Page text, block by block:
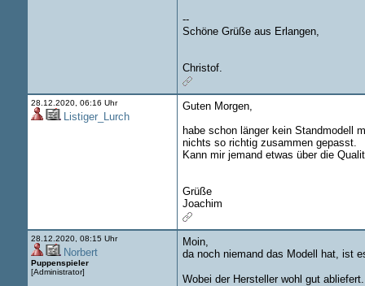
--
Schöne Grüße aus Erlangen,
Christof.
28.12.2020, 06:16 Uhr
Listiger_Lurch
Guten Morgen,
habe schon länger kein Standmodell
nichts so richtig zusammen gepasst.
Kann mir jemand etwas über die
Grüße
Joachim
28.12.2020, 08:15 Uhr
Norbert
Puppenspieler
[Administrator]
Moin,
da noch niemand das Modell hat, ist
Wobei der Hersteller wohl gut abliefert.